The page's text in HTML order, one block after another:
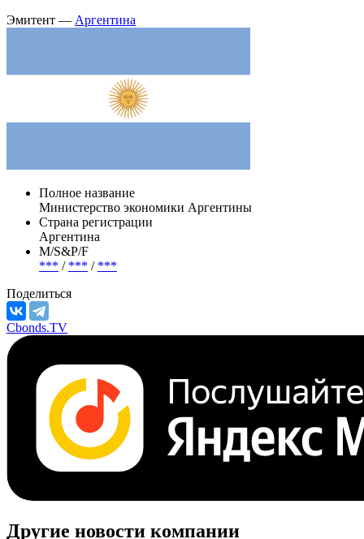
Эмитент — Аргентина
Полное название
Министерство экономики Аргентины
Страна регистрации
Аргентина
М/S&P/F
*** / *** / ***
Поделиться
Cbonds.TV
Другие новости компании